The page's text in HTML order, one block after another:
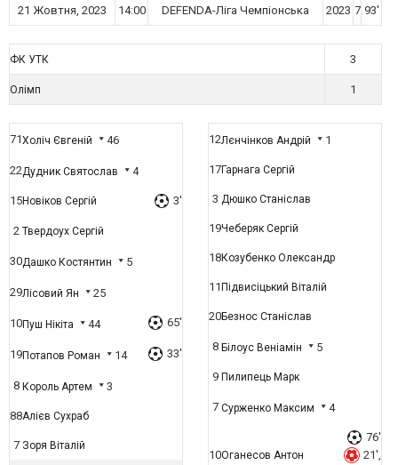
21 Жовтня, 2023 14:00 DEFENDA-Ліга Чемпіонська 2023 7 93'
ФК УТК 3
Олімп 1
71Холіч Євгеній 46
22Дудник Святослав 4
15Новіков Сергій 3'
2 Твердоух Сергій
30Дашко Костянтин 5
29Лісовий Ян 25
10Пуш Нікіта 44 65'
19Потапов Роман 14 33'
8 Король Артем 3
88Алієв Сухраб
7 Зоря Віталій
12Лєнчінков Андрій 1
17Гарнага Сергій
3 Дюшко Станіслав
19Чеберяк Сергій
18Козубенко Олександр
11 Підвисіцький Віталій
20Безнос Станіслав
8 Білоус Веніамін 5
9 Пилипець Марк
7 Сурженко Максим 4
10Оганесов Антон
76'
21',